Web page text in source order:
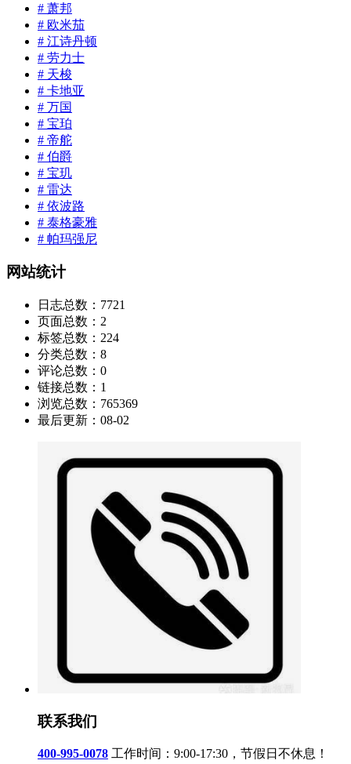
# 萧邦
# 欧米茄
# 江诗丹顿
# 劳力士
# 天梭
# 卡地亚
# 万国
# 宝珀
# 帝舵
# 伯爵
# 宝玑
# 雷达
# 依波路
# 泰格豪雅
# 帕玛强尼
网站统计
日志总数： 7721
页面总数： 2
标签总数： 224
分类总数： 8
评论总数： 0
链接总数： 1
浏览总数： 765369
最后更新： 08-02
联系我们
400-995-0078 工作时间：9:00-17:30，节假日不休息！